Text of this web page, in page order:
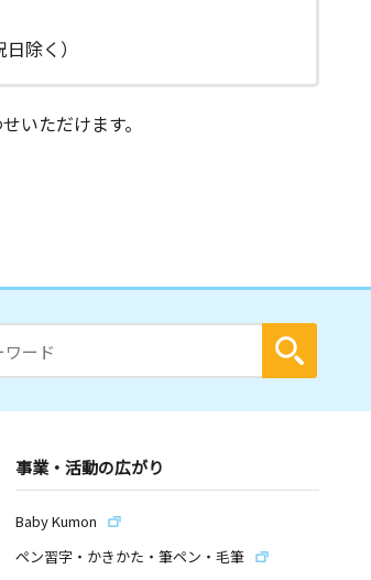
除く）
いただけます。
事業・活動の広がり
Baby Kumon
ペン習字・かきかた・筆ペン・毛筆